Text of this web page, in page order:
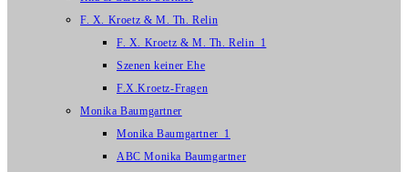
F. X. Kroetz & M. Th. Relin
F. X. Kroetz & M. Th. Relin_1
Szenen keiner Ehe
F.X.Kroetz-Fragen
Monika Baumgartner
Monika Baumgartner_1
ABC Monika Baumgartner